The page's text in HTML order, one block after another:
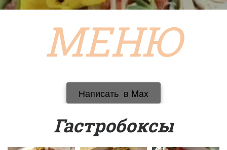
МЕНЮ
Написать  в Max
Гастробоксы